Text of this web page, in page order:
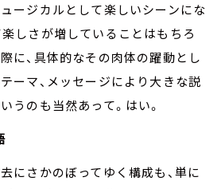
ージカルとして楽しいシーンにな
しさが増していることはもちろ
に、具体的なその肉体の躍動とし
ーマ、メッセージにより大きな説
うのも当然あって。はい。
にさかのぼってゆく構成も、単に